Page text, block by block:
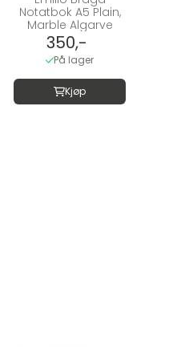
Notatbok A5 Plain,
Marble Algarve
350,-
På lager
Kjøp